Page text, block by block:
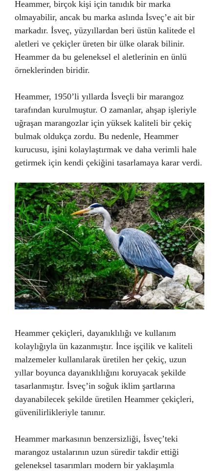
Heammer, birçok kişi için tanıdık bir marka
olmayabilir, ancak bu marka aslında İsveç’e ait bir
markadır. İsveç, yüzyıllardan beri üstün kalitede el
aletleri ve çekiçler üreten bir ülke olarak bilinir.
Heammer da bu geleneksel el aletlerinin en ünlü
örneklerinden biridir.
Heammer, 1950’li yıllarda İsveçli bir marangoz
tarafından kurulmuştur. O zamanlar, ahşap işleriyle
uğraşan marangozlar için yüksek kaliteli bir çekiç
bulmak oldukça zordu. Bu nedenle, Heammer
kurucusu, işini kolaylaştırmak ve daha verimli hale
getirmek için kendi çekiğini tasarlamaya karar verdi.
Heammer çekiçleri, dayanıklılığı ve kullanım
kolaylığıyla ün kazanmıştır. İnce işçilik ve kaliteli
malzemeler kullanılarak üretilen her çekiç, uzun
yıllar boyunca dayanıklılığını koruyacak şekilde
tasarlanmıştır. İsveç’in soğuk iklim şartlarına
dayanabilecek şekilde üretilen Heammer çekiçleri,
güvenilirlikleriyle tanınır.
Heammer markasının benzersizliği, İsveç’teki
marangoz ustalarının uzun süredir takdir ettiği
geleneksel tasarımları modern bir yaklaşımla